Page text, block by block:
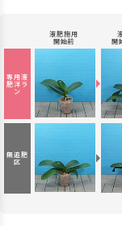
液肥施用
開始前
開
専用液
肥洋ラ
ン
無追肥
区